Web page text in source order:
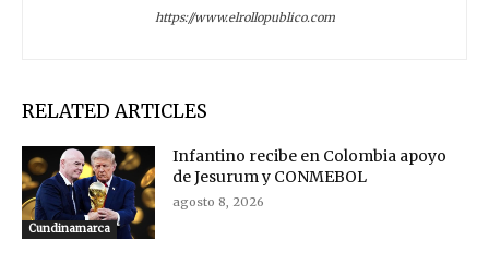
https://www.elrollopublico.com
RELATED ARTICLES
Cundinamarca
Infantino recibe en Colombia apoyo
de Jesurum y CONMEBOL
agosto 8, 2026